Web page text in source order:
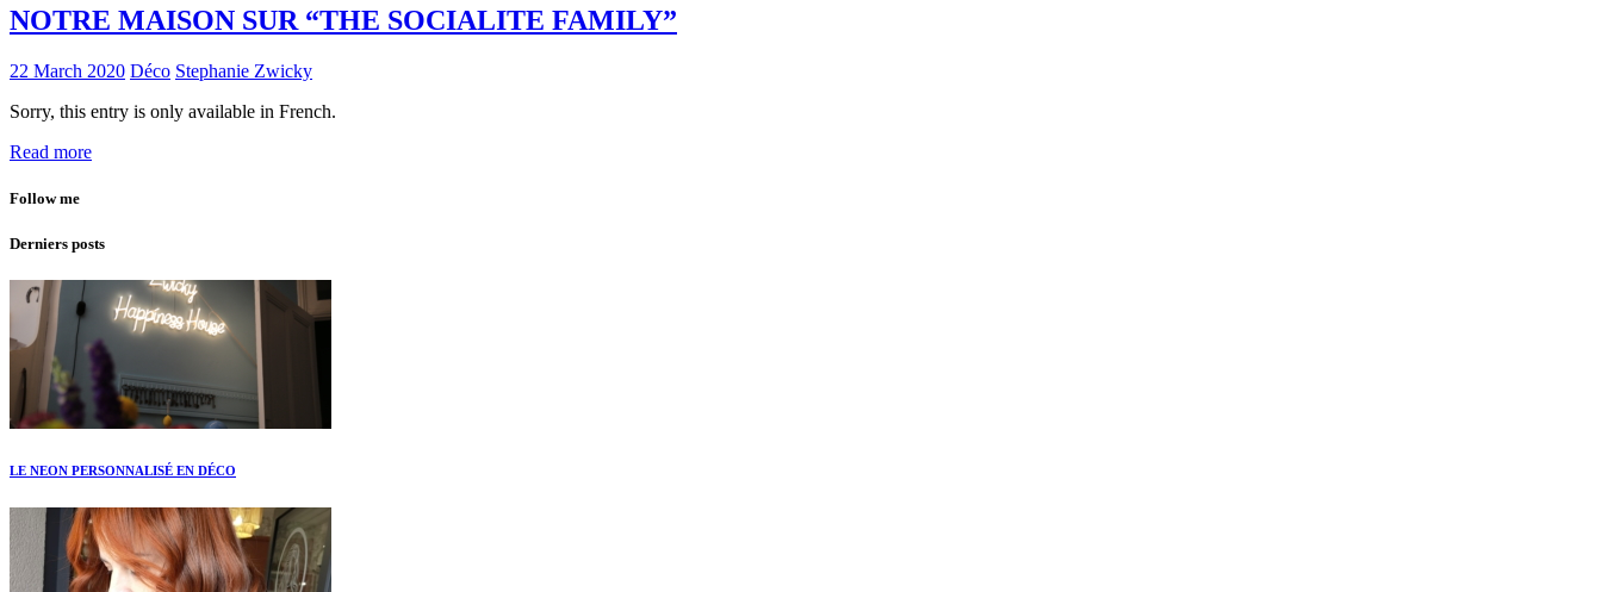
NOTRE MAISON SUR “THE SOCIALITE FAMILY”
22 March 2020 Déco Stephanie Zwicky
Sorry, this entry is only available in French.
Read more
Follow me
Derniers posts
LE NEON PERSONNALISÉ EN DÉCO